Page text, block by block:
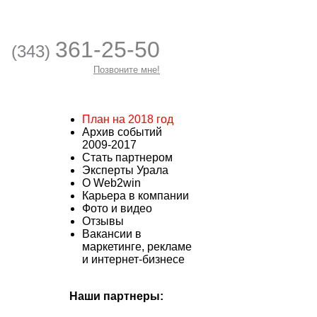
(343) 361-25-50
Позвоните мне!
План на 2018 год
Архив событий
2009-2017
Стать партнером
Эксперты Урала
О Web2win
Карьера в компании
Фото и видео
Отзывы
Вакансии в
маркетинге, рекламе
и интернет-бизнесе
Наши партнеры: